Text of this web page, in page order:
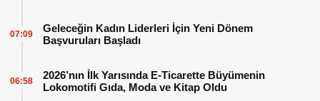
Geleceğin Kadın Liderleri İçin Yeni Dönem
Başvuruları Başladı
07:09
2026’nın İlk Yarısında E-Ticarette Büyümenin
Lokomotifi Gıda, Moda ve Kitap Oldu
06:58